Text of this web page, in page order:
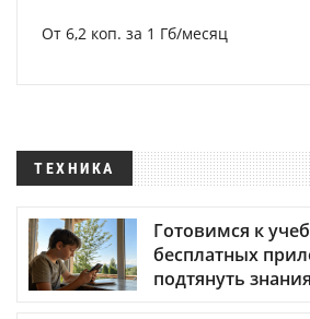
От 6,2 коп. за 1 Гб/месяц
ТЕХНИКА
Готовимся к
бесплатных
подтянуть знания